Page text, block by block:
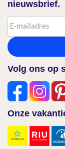
nieuwsbrief.
Volg ons op
Onze